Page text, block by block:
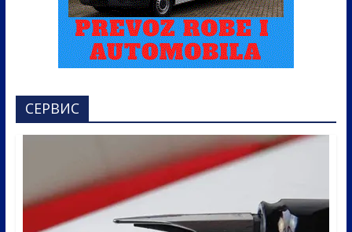
СЕРВИС